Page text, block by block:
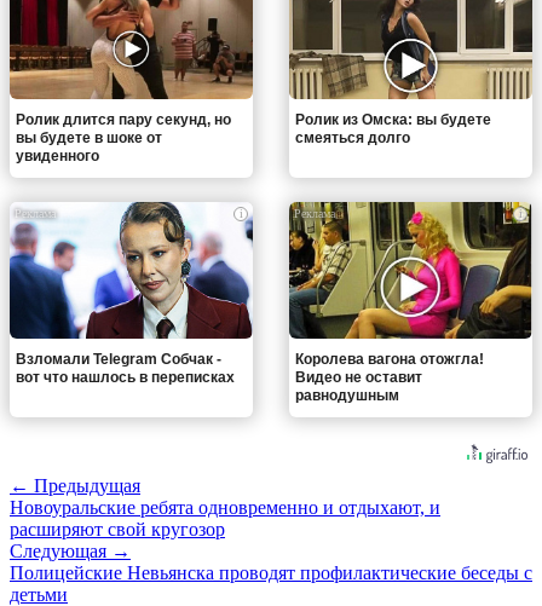
Ролик длится пару секунд, но
вы будете в шоке от
увиденного
Ролик из Омска: вы будете
смеяться долго
i
Взломали Telegram Собчак -
вот что нашлось в переписках
i
Королева вагона отожгла!
Видео не оставит
равнодушным
← Предыдущая
Новоуральские ребята одновременно и отдыхают, и
расширяют свой кругозор
Следующая →
Полицейские Невьянска проводят профилактические беседы с
детьми